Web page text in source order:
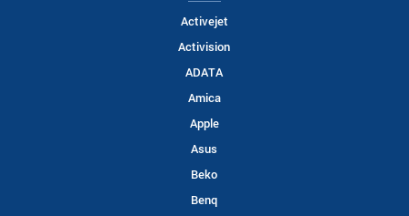
Activejet
Activision
ADATA
Amica
Apple
Asus
Beko
Benq